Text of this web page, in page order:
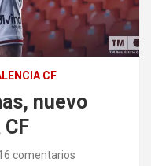
CF
nuevo
comentarios